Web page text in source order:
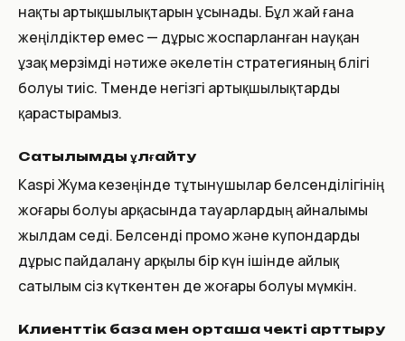
нақты артықшылықтарын ұсынады. Бұл жай ғана
жеңілдіктер емес — дұрыс жоспарланған науқан
ұзақ мерзімді нәтиже әкелетін стратегияның бөлігі
болуы тиіс. Төменде негізгі артықшылықтарды
қарастырамыз.
Сатылымды ұлғайту
Kaspi Жума кезеңінде тұтынушылар белсенділігінің
жоғары болуы арқасында тауарлардың айналымы
жылдам өседі. Белсенді промо және купондарды
дұрыс пайдалану арқылы бір күн ішінде айлық
сатылым сіз күткентен де жоғары болуы мүмкін.
Клиенттік база мен орташа чекті арттыру